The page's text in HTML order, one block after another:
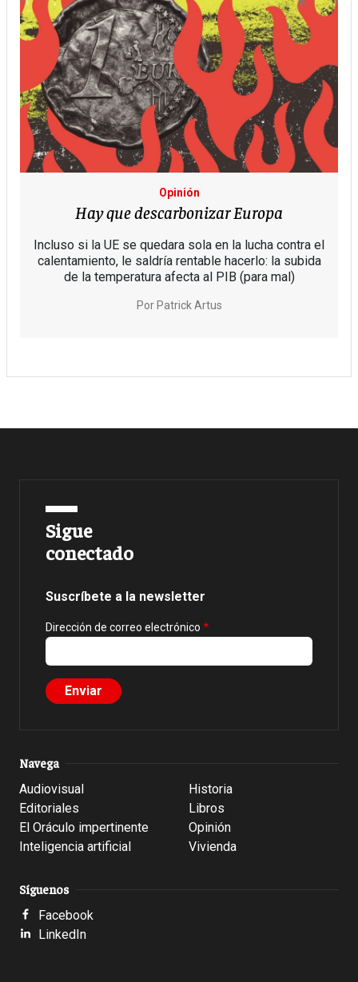
Opinión
Hay que descarbonizar Europa
Incluso si la UE se quedara sola en la lucha contra el
calentamiento, le saldría rentable hacerlo: la subida
de la temperatura afecta al PIB (para mal)
Por Patrick Artus
Sigue
conectado
Suscríbete a la newsletter
Dirección de correo electrónico
Navega
Audiovisual
Editoriales
El Oráculo impertinente
Inteligencia artificial
Historia
Libros
Opinión
Vivienda
Síguenos
Facebook
LinkedIn